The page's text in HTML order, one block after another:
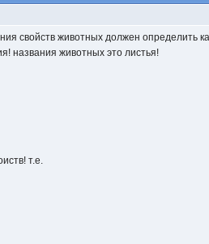
свойств животных должен определить
названия животных это листья!
т.е.